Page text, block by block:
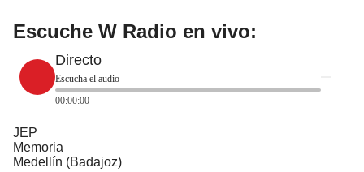
Escuche W Radio en vivo:
Directo
Escucha el audio
00:00:00
JEP
Memoria
Medellín (Badajoz)